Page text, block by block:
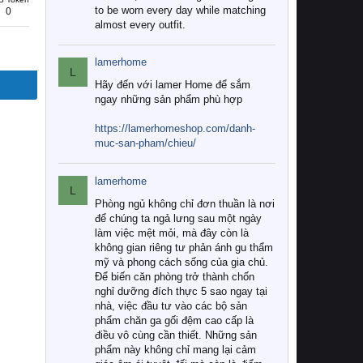
0
to be worn every day while matching
almost every outfit.
L
lamerhome
Hãy đến với lamer Home để sắm
ngay những sản phẩm phù hợp
https://lamerhomeshop.com/danh-
muc-san-pham/chieu/
L
lamerhome
Phòng ngủ không chỉ đơn thuần là nơi
để chúng ta ngả lưng sau một ngày
làm việc mệt mỏi, mà đây còn là
không gian riêng tư phản ánh gu thẩm
mỹ và phong cách sống của gia chủ.
Để biến căn phòng trở thành chốn
nghỉ dưỡng đích thực 5 sao ngay tại
nhà, việc đầu tư vào các bộ sản
phẩm chăn ga gối đệm cao cấp là
điều vô cùng cần thiết. Những sản
phẩm này không chỉ mang lại cảm